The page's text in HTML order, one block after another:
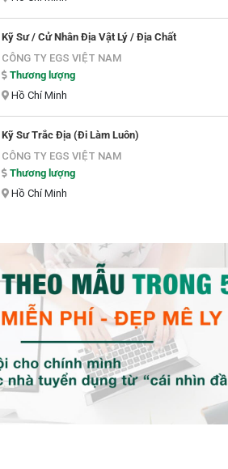
Kỹ Sư / Cử Nhân Địa Vật Lý / Địa Chất
CÔNG TY EGS VIỆT NAM
Thương lượng
Hồ Chí Minh
Kỹ Sư Trắc Địa (Đi Làm Luôn)
CÔNG TY EGS VIỆT NAM
Thương lượng
Hồ Chí Minh